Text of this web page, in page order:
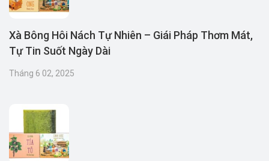
Xà Bông Hôi Nách Tự Nhiên – Giái Pháp Thơm Mát,
Tự Tin Suốt Ngày Dài
Tháng 6 02, 2025